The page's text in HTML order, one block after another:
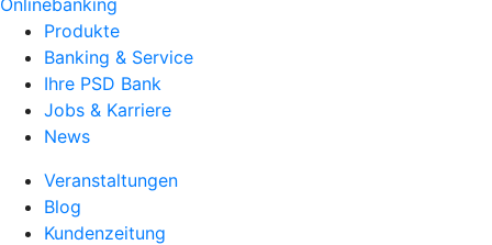
Onlinebanking
Produkte
Banking & Service
Ihre PSD Bank
Jobs & Karriere
News
Veranstaltungen
Blog
Kundenzeitung